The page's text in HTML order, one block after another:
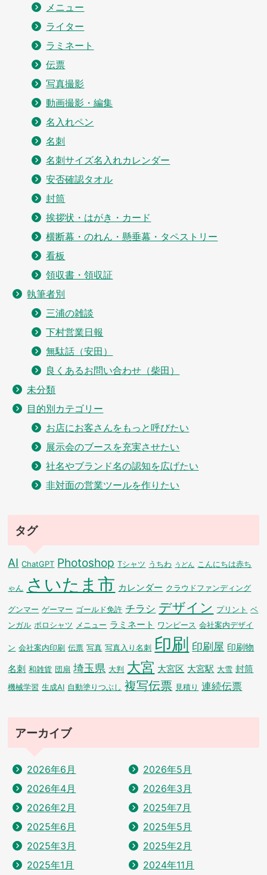
メニュー
ライター
ラミネート
伝票
写真撮影
動画撮影・編集
名入れペン
名刺
名刺サイズ名入れカレンダー
安否確認タオル
封筒
挨拶状・はがき・カード
横断幕・のれん・懸垂幕・タペストリー
看板
領収書・領収証
執筆者別
三浦の雑談
下村営業日報
無駄話（安田）
良くあるお問い合わせ（柴田）
未分類
目的別カテゴリー
お店にお客さんをもっと呼びたい
展示会のブースを充実させたい
社名やブランド名の認知を広げたい
非対面の営業ツールを作りたい
タグ
AI ChatGPT Photoshop Tシャツ うちわ うどん こんにちは赤ち
ゃん さいたま市 カレンダー クラウドファンディング
グンマー ゲーマー ゴールド免許 チラシ デザイン プリント ベ
ンガル ポロシャツ メニュー ラミネート ワンピース 会社案内デザイ
ン 会社案内印刷 伝票 写真 写真入り名刺 印刷 印刷屋 印刷物
名刺 和雑貨 団扇 埼玉県 大判 大宮 大宮区 大宮駅 大雪 封筒
機械学習 生成AI 自動塗りつぶし 複写伝票 見積り 連続伝票
アーカイブ
2026年6月
2026年5月
2026年4月
2026年3月
2026年2月
2025年7月
2025年6月
2025年5月
2025年3月
2025年2月
2025年1月
2024年11月